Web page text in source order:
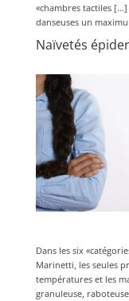
«chambres tactiles
danseuses un
Naïvetés
Dans les six
Marinetti, les seules
températures et les
granuleuse,